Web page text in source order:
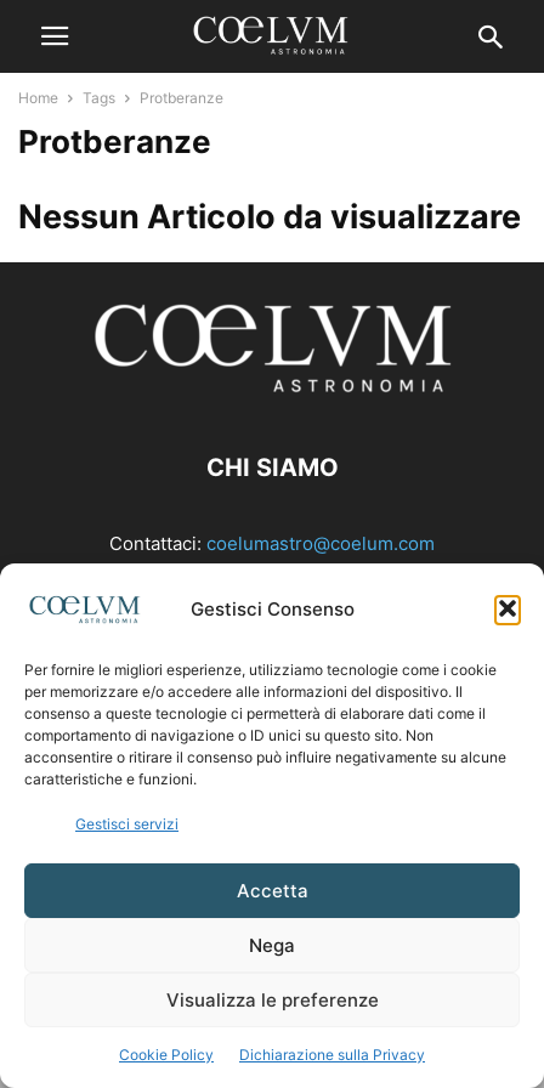
Gestisci Consenso
Per fornire le migliori esperienze, utilizziamo tecnologie come i cookie
per memorizzare e/o accedere alle informazioni del dispositivo. Il
consenso a queste tecnologie ci permetterà di elaborare dati come il
comportamento di navigazione o ID unici su questo sito. Non
acconsentire o ritirare il consenso può influire negativamente su alcune
caratteristiche e funzioni.
Gestisci servizi
Accetta
Nega
Visualizza le preferenze
Cookie Policy Dichiarazione sulla Privacy
Home Tags Protberanze
Protberanze
Nessun Articolo da visualizzare
CHI SIAMO
Contattaci: coelumastro@coelum.com
SEGUICI